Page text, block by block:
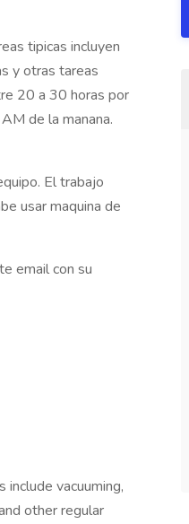
tipicas incluyen
y otras tareas
20 a 30 horas por
de la manana.
El trabajo
usar maquina de
email con su
vacuuming,
other regular